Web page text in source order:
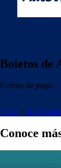
Boletos de
Formas de pago:
Inicio > Autobuses
Conoce